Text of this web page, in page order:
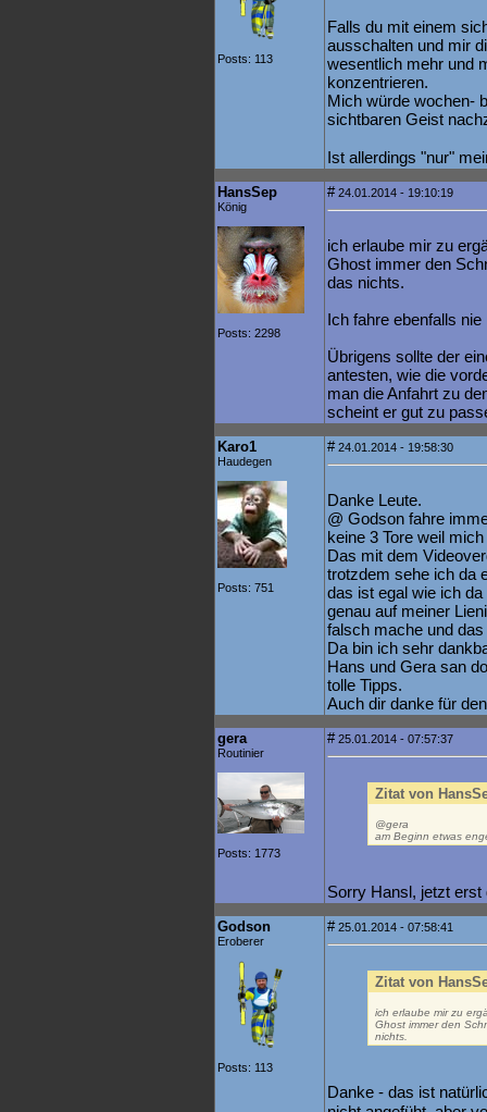
Posts: 113
Falls du mit einem
ausschalten und mir
wesentlich mehr und
konzentrieren.
Mich würde wochen-
sichtbaren Geist
Ist allerdings "nur"
HansSep
König
Posts: 2298
#24.01.2014 - 19:10:19
ich erlaube mir zu
Ghost immer den
das nichts.
Ich fahre ebenfalls
Übrigens sollte der
antesten, wie die
man die Anfahrt zu
scheint er gut zu
Karo1
Haudegen
Posts: 751
#24.01.2014 - 19:58:30
Danke Leute.
@ Godson fahre
keine 3 Tore weil
Das mit dem
trotzdem sehe ich da
das ist egal wie ich
genau auf meiner
falsch mache und
Da bin ich sehr
Hans und Gera san
tolle Tipps.
Auch dir danke für
gera
Routinier
Posts: 1773
#25.01.2014 - 07:57:37
Zitat von
@gera
am Beginn etwas
Sorry Hansl, jetzt erst
Godson
Eroberer
Posts: 113
#25.01.2014 - 07:58:41
Zitat von
ich erlaube mir zu
Ghost immer den
nichts.
Danke - das ist